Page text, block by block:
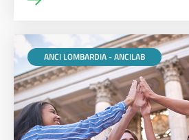
ANCI LOMBARDIA - ANCILAB